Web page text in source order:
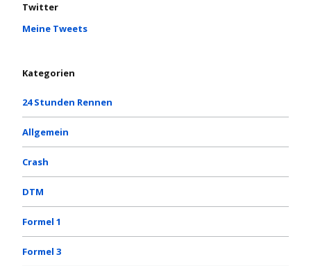
Twitter
Meine Tweets
Kategorien
24 Stunden Rennen
Allgemein
Crash
DTM
Formel 1
Formel 3